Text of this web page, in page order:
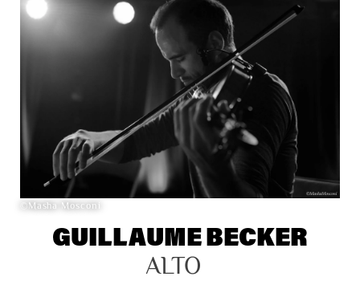
©Masha Mosconi
GUILLAUME BECKER
ALTO